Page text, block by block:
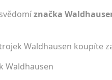
značka
Waldhausen koupíte
Waldhausen